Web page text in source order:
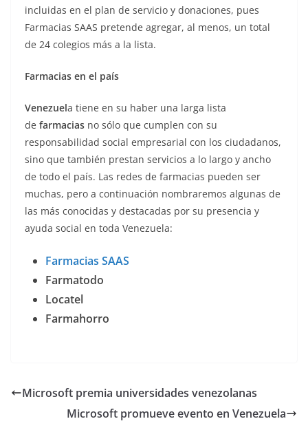
incluidas en el plan de servicio y donaciones, pues
Farmacias SAAS pretende agregar, al menos, un total
de 24 colegios más a la lista.
Farmacias en el país
Venezuela tiene en su haber una larga lista
de farmacias no sólo que cumplen con su
responsabilidad social empresarial con los ciudadanos,
sino que también prestan servicios a lo largo y ancho
de todo el país. Las redes de farmacias pueden ser
muchas, pero a continuación nombraremos algunas de
las más conocidas y destacadas por su presencia y
ayuda social en toda Venezuela:
Farmacias SAAS
Farmatodo
Locatel
Farmahorro
Microsoft premia universidades venezolanas
Microsoft promueve evento en Venezuela